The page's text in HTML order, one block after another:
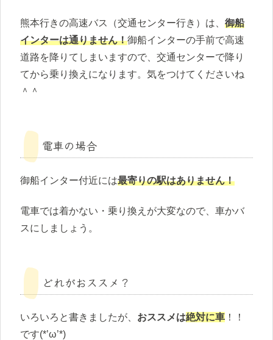
熊本行きの高速バス（交通センター行き）は、 御船
インターは通りません！御船インターの手前で高速
道路を降りてしまいますので、交通センターで降り
てから乗り換えになります。気をつけてくださいね
＾＾
電車の場合
御船インター付近には最寄りの駅はありません！
電車では着かない・乗り換えが大変なので、車かバ
スにしましょう。
どれがおススメ？
いろいろと書きましたが、 おススメは絶対に車 ！！
です(*’ω’*)